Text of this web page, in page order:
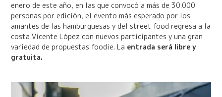
enero de este año, en las que convocó a más de 30.000
personas por edición, el evento más esperado por los
amantes de las hamburguesas y del street food regresa a la
costa Vicente López con nuevos participantes y una gran
variedad de propuestas foodie. La entrada será libre y
gratuita.